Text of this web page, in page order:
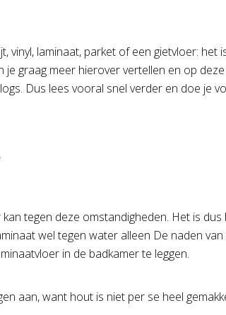
laminaat, parket of een gietvloer: het
graag meer hierover vertellen en op
Dus lees vooral snel verder en doe je
tegen deze omstandigheden. Het is dus
wel tegen water alleen De naden
in de badkamer te leggen.
aan, want hout is niet per se heel